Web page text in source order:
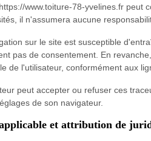
www.toiture-78-yvelines.fr peut
il n'assumera aucune
sur le site est susceptible
pas de consentement. En
de l'utilisateur, conformément aux
peut accepter ou refuser ces
de son navigateur.
et attribution de